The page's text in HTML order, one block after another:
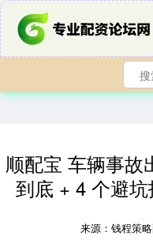
顺配宝 车辆事故
到底 + 4 个避
来源：钱程策